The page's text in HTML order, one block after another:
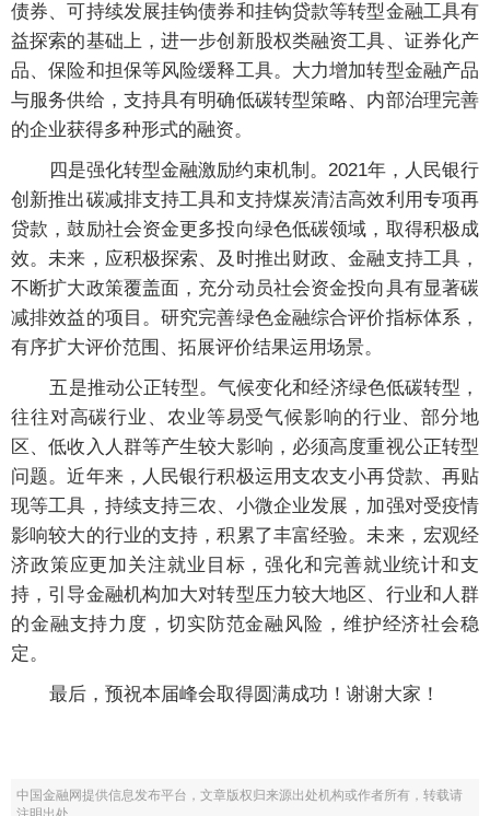
债券、可持续发展挂钩债券和挂钩贷款等转型金融工具有
益探索的基础上，进一步创新股权类融资工具、证券化产
品、保险和担保等风险缓释工具。大力增加转型金融产品
与服务供给，支持具有明确低碳转型策略、内部治理完善
的企业获得多种形式的融资。
四是强化转型金融激励约束机制。2021年，人民银行
创新推出碳减排支持工具和支持煤炭清洁高效利用专项再
贷款，鼓励社会资金更多投向绿色低碳领域，取得积极成
效。未来，应积极探索、及时推出财政、金融支持工具，
不断扩大政策覆盖面，充分动员社会资金投向具有显著碳
减排效益的项目。研究完善绿色金融综合评价指标体系，
有序扩大评价范围、拓展评价结果运用场景。
五是推动公正转型。气候变化和经济绿色低碳转型，
往往对高碳行业、农业等易受气候影响的行业、部分地
区、低收入人群等产生较大影响，必须高度重视公正转型
问题。近年来，人民银行积极运用支农支小再贷款、再贴
现等工具，持续支持三农、小微企业发展，加强对受疫情
影响较大的行业的支持，积累了丰富经验。未来，宏观经
济政策应更加关注就业目标，强化和完善就业统计和支
持，引导金融机构加大对转型压力较大地区、行业和人群
的金融支持力度，切实防范金融风险，维护经济社会稳
定。
最后，预祝本届峰会取得圆满成功！谢谢大家！
中国金融网提供信息发布平台，文章版权归来源出处机构或作者所有，转载请
注明出处。